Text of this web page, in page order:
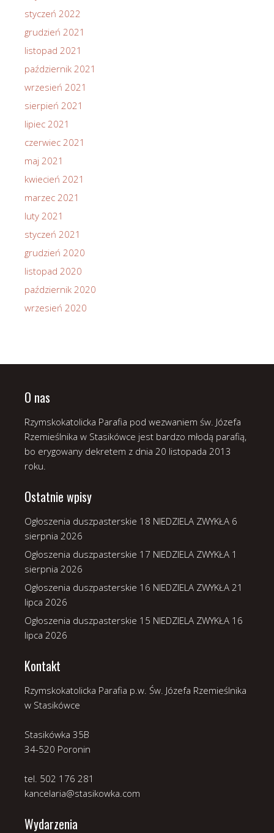
styczeń 2022
grudzień 2021
listopad 2021
październik 2021
wrzesień 2021
sierpień 2021
lipiec 2021
czerwiec 2021
maj 2021
kwiecień 2021
marzec 2021
luty 2021
styczeń 2021
grudzień 2020
listopad 2020
październik 2020
wrzesień 2020
O nas
Rzymskokatolicka Parafia pod wezwaniem św. Józefa
Rzemieślnika w Stasikówce jest bardzo młodą parafią,
bo erygowany dekretem z dnia 20 listopada 2013
roku.
Ostatnie wpisy
Ogłoszenia duszpasterskie 18 NIEDZIELA ZWYKŁA 6
sierpnia 2026
Ogłoszenia duszpasterskie 17 NIEDZIELA ZWYKŁA 1
sierpnia 2026
Ogłoszenia duszpasterskie 16 NIEDZIELA ZWYKŁA 21
lipca 2026
Ogłoszenia duszpasterskie 15 NIEDZIELA ZWYKŁA 16
lipca 2026
Kontakt
Rzymskokatolicka Parafia p.w. Św. Józefa Rzemieślnika
w Stasikówce
Stasikówka 35B
34-520 Poronin
tel. 502 176 281
kancelaria@stasikowka.com
Wydarzenia